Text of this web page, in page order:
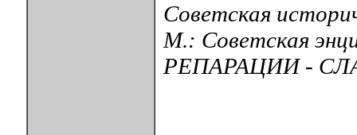
Советская
М.: Советская
РЕПАРАЦИИ -